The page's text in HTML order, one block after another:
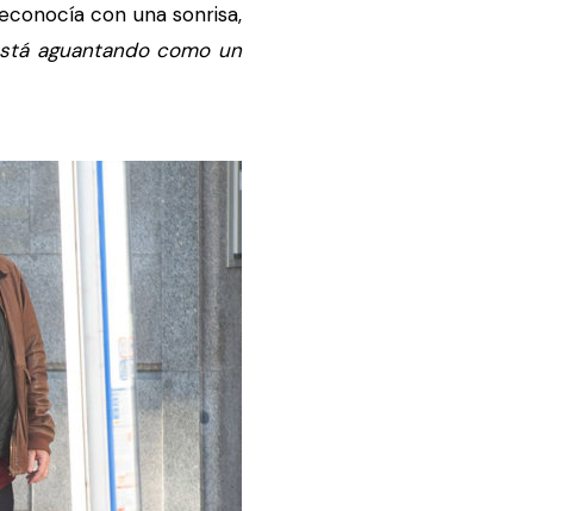
con una sonrisa,
aguantando como un